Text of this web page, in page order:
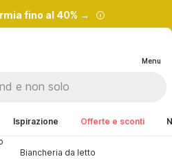
fino al 40% →
Menu
Ispirazione Offerte e sconti
Biancheria da letto